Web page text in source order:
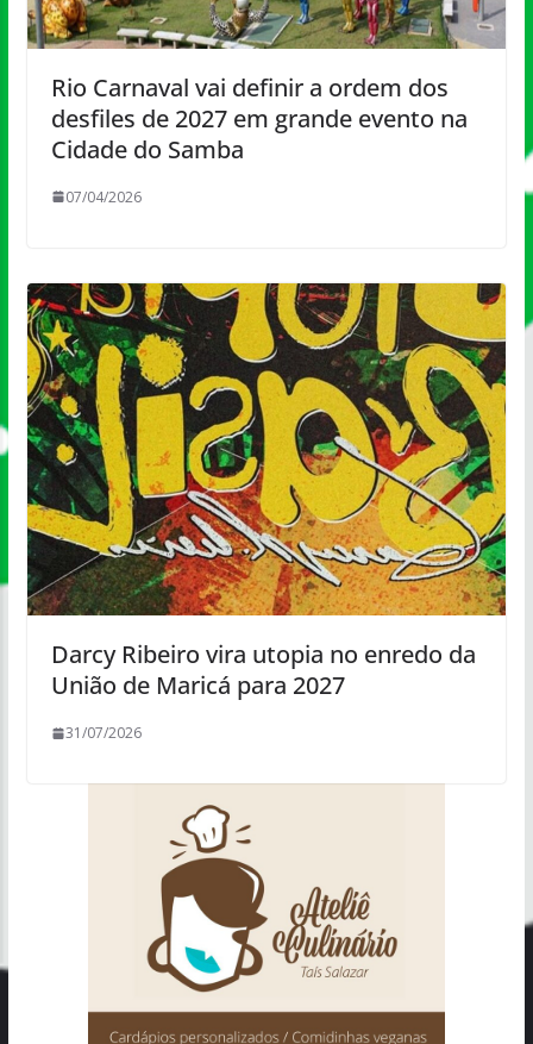
Rio Carnaval vai definir a ordem dos
desfiles de 2027 em grande evento na
Cidade do Samba
07/04/2026
Darcy Ribeiro vira utopia no enredo da
União de Maricá para 2027
31/07/2026